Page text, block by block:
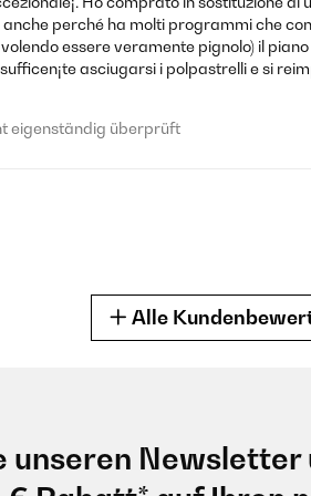
perché ha molti programmi che
essere veramente pignolo) il
asciugarsi i polpastrelli e si
eigenständig überprüft
funcionamento, com uma eficácia
Alle
unseren Newsletter